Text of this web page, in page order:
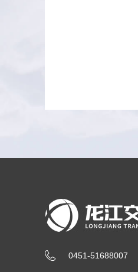
0451-51688007